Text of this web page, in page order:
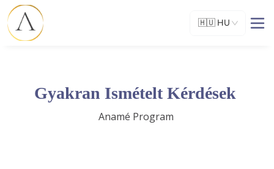
🇭🇺 HU
Gyakran Ismételt Kérdések
Anamé Program